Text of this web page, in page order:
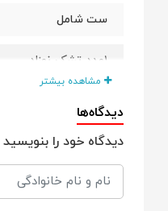
ست شامل
۱عدد تشک نوزاد
۱عدد باشت نوزاد
۱عدد قنداق نوزاد
مشاهده بیشتر
دیدگاه‌ها
دیدگاه خود را بنویسید